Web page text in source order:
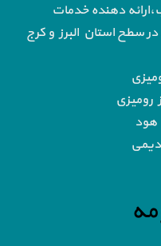
دهنده خدمات
در سطح استان البرز و کرج
رومیزی
هود